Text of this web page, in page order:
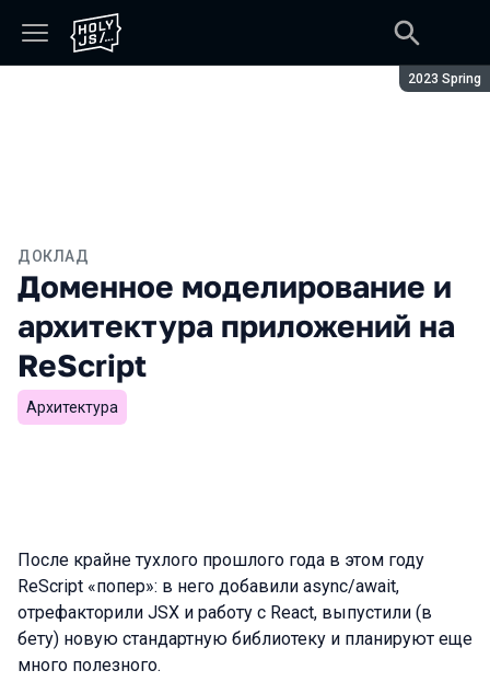
Сезон:
2023 Spring
ДОКЛАД
Доменное моделирование и
архитектура приложений на
ReScript
Архитектура
После крайне тухлого прошлого года в этом году
ReScript «попер»: в него добавили async/await,
отрефакторили JSX и работу с React, выпустили (в
бету) новую стандартную библиотеку и планируют еще
много полезного.